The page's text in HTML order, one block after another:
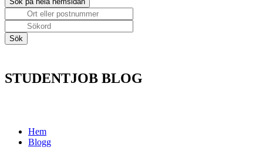
STUDENTJOB BLOG
Hem
Blogg